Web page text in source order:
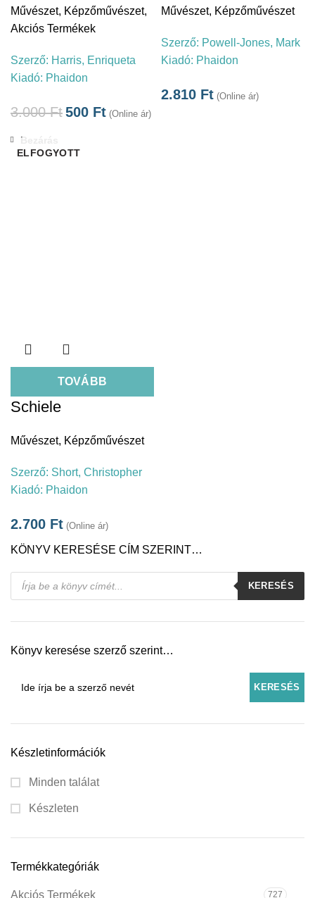
KÖNYV KERESÉSE CÍM SZERINT…
Products
search
KERESÉS
Könyv keresése szerző szerint…
Készletinformációk
Minden találat
Készleten
Termékkategóriák
Akciós Termékek 727
Művészet, Képzőművészet,
Akciós Termékek
Szerző: Harris, Enriqueta
Kiadó: Phaidon
3.000Ft500 Ft (Online ár)
Művészet, Képzőművészet
Szerző: Powell-Jones, Mark
Kiadó: Phaidon
2.810 Ft (Online ár)
ELFOGYOTT
TOVÁBB
Bezárás
Schiele
Művészet, Képzőművészet
Szerző: Short, Christopher
Kiadó: Phaidon
2.700 Ft (Online ár)